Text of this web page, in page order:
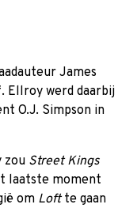
James
Ellroy werd daarbij
O.J. Simpson in
zou Street Kings
laatste moment
om Loftte gaan